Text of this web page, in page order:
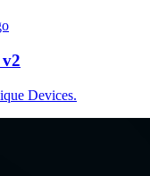
Devices.